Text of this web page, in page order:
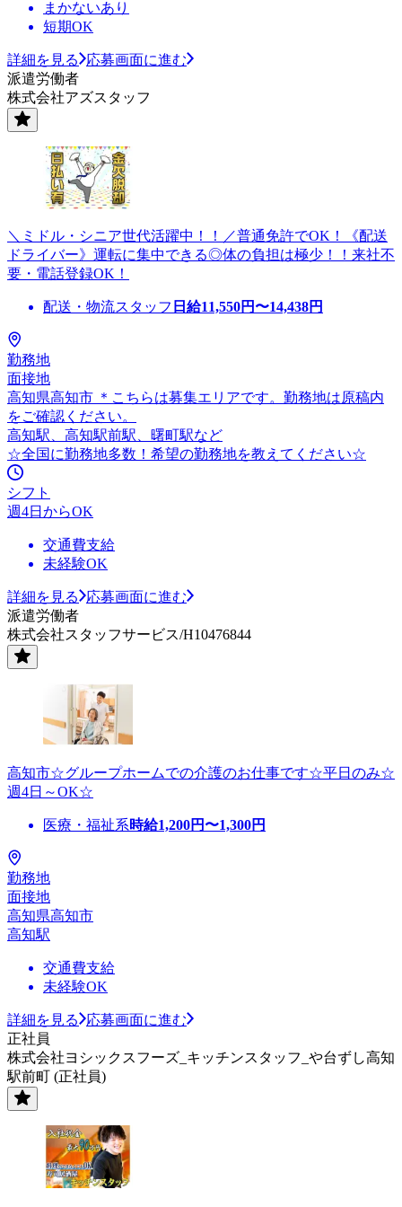
まかないあり
短期OK
詳細を見る
応募画面に進む
派遣労働者
株式会社アズスタッフ
＼ミドル・シニア世代活躍中！！／普通免許でOK！《配送
ドライバー》運転に集中できる◎体の負担は極少！！来社不
要・電話登録OK！
配送・物流スタッフ 日給11,550円〜14,438円
勤務地
面接地
高知県高知市 ＊こちらは募集エリアです。勤務地は原稿内
をご確認ください。
高知駅、高知駅前駅、曙町駅など
☆全国に勤務地多数！希望の勤務地を教えてください☆
シフト
週4日からOK
交通費支給
未経験OK
詳細を見る
応募画面に進む
派遣労働者
株式会社スタッフサービス/H10476844
高知市☆グループホームでの介護のお仕事です☆平日のみ☆
週4日～OK☆
医療・福祉系時給1,200円〜1,300円
勤務地
面接地
高知県高知市
高知駅
交通費支給
未経験OK
詳細を見る
応募画面に進む
正社員
株式会社ヨシックスフーズ_キッチンスタッフ_や台ずし高知
駅前町 (正社員)